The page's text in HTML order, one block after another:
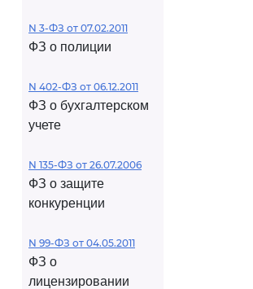
N 3-ФЗ от 07.02.2011
ФЗ о полиции
N 402-ФЗ от 06.12.2011
ФЗ о бухгалтерском
учете
N 135-ФЗ от 26.07.2006
ФЗ о защите
конкуренции
N 99-ФЗ от 04.05.2011
ФЗ о
лицензировании